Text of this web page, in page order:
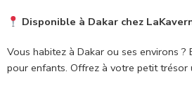
Disponible à Dakar chez
Vous habitez à Dakar ou ses environs
pour enfants. Offrez à votre petit trésor